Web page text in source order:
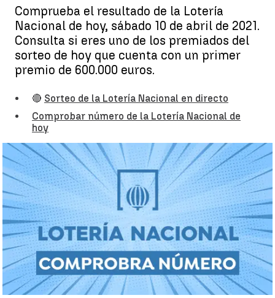
Comprueba el resultado de la Lotería
Nacional de hoy, sábado 10 de abril de 2021.
Consulta si eres uno de los premiados del
sorteo de hoy que cuenta con un primer
premio de 600.000 euros.
🔴 Sorteo de la Lotería Nacional en directo
Comprobar número de la Lotería Nacional de
hoy